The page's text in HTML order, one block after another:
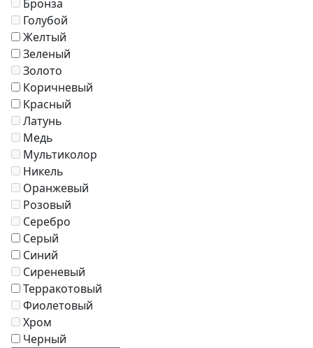
Журнальные столики
Диваны
Аксессуары
Бронза
Голубой
Желтый
Зеленый
Золото
Коричневый
Красный
Латунь
Медь
Мультиколор
Никель
Оранжевый
Розовый
Серебро
Серый
Синий
Сиреневый
Терракотовый
Фиолетовый
Хром
Черный